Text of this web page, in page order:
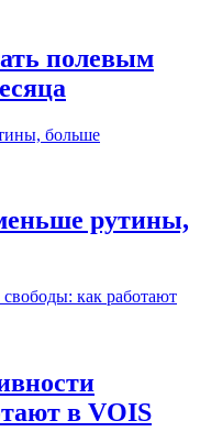
полевым
рутины,
в VOIS